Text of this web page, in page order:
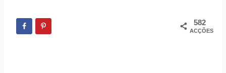
582
ACÇÕES